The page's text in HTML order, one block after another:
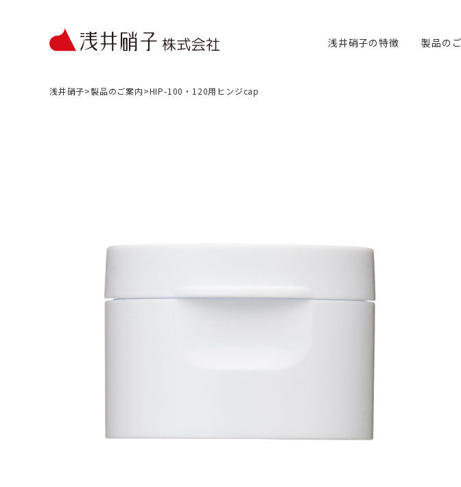
浅井硝子の特徴 製品の
浅井硝子>製品のご案内>HIP-100・120用ヒンジcap